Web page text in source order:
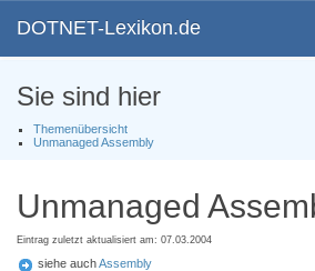
DOTNET-Lexikon.de
Sie sind hier
Themenübersicht
Unmanaged Assembly
Unmanaged
Eintrag zuletzt aktualisiert am: 07.03.2004
siehe auchAssembly